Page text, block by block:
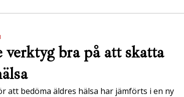
verktyg bra på att skatta
att bedöma äldres hälsa har jämförts i en ny